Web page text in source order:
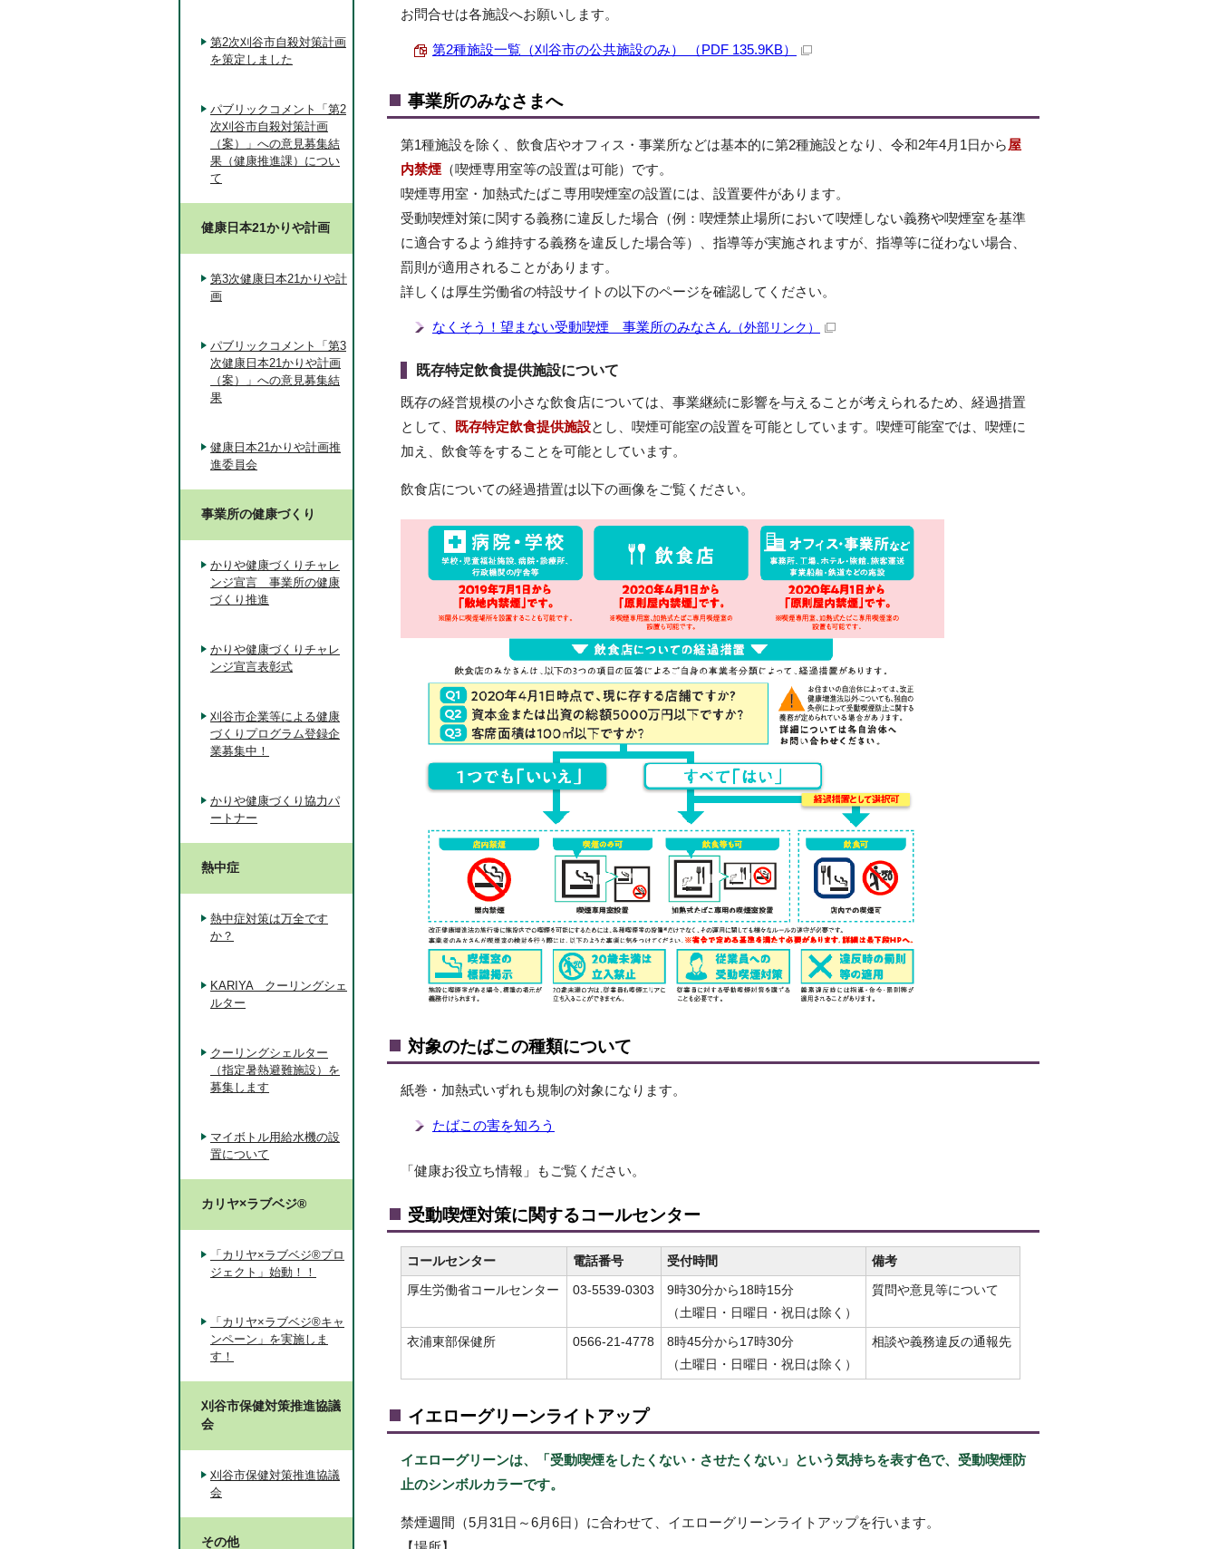
お問合せは各施設へお願いします。
第2種施設一覧（刈谷市の公共施設のみ） （PDF 135.9KB）
事業所のみなさまへ
第1種施設を除く、飲食店やオフィス・事業所などは基本的に第2種施設となり、令和2年4月1日から屋
内禁煙 （喫煙専用室等の設置は可能）です。
喫煙専用室・加熱式たばこ専用喫煙室の設置には、設置要件があります。
受動喫煙対策に関する義務に違反した場合（例：喫煙禁止場所において喫煙しない義務や喫煙室を基準
に適合するよう維持する義務を違反した場合等）、指導等が実施されますが、指導等に従わない場合、
罰則が適用されることがあります。
詳しくは厚生労働省の特設サイトの以下のページを確認してください。
なくそう！望まない受動喫煙 事業所のみなさん （外部リンク）
既存特定飲食提供施設について
既存の経営規模の小さな飲食店については、事業継続に影響を与えることが考えられるため、経過措置
として、
既存特定飲食提供施設とし、喫煙可能室の設置を可能としています。喫煙可能室では、喫煙に
加え、飲食等をすることを可能としています。
飲食店についての経過措置は以下の画像をご覧ください。
対象のたばこの種類について
紙巻・加熱式いずれも規制の対象になります。
たばこの害を知ろう
「健康お役立ち情報」もご覧ください。
受動喫煙対策に関するコールセンター
コールセンター 電話番号 受付時間
備考
厚生労働省コールセンター
03-5539-0303
9時30分から18時15分
（土曜日・日曜日・祝日は除く）
質問や意見等について
衣浦東部保健所 0566-21-4778
8時45分から17時30分
（土曜日・日曜日・祝日は除く）
相談や義務違反の通報先
イエローグリーンライトアップ
イエローグリーンは、「受動喫煙をしたくない・させたくない」という気持ちを表す色で、受動喫煙防
止のシンボルカラーです。
禁煙週間（5月31日～6月6日）に合わせて、イエローグリーンライトアップを行います。
第2次刈谷市自殺対策計画
を策定しました
パブリックコメント「第2
次刈谷市自殺対策計画
（案）」への意見募集結
果（健康推進課）につい
て
健康日本21かりや計画
第3次健康日本21かりや計
画
パブリックコメント「第3
次健康日本21かりや計画
（案）」への意見募集結
果
健康日本21かりや計画推
進委員会
事業所の健康づくり
かりや健康づくりチャレ
ンジ宣言 事業所の健康
づくり推進
かりや健康づくりチャレ
ンジ宣言表彰式
刈谷市企業等による健康
づくりプログラム登録企
業募集中！
かりや健康づくり協力パ
ートナー
熱中症
熱中症対策は万全です
か？
KARIYA クーリングシェ
ルター
クーリングシェルター
（指定暑熱避難施設）を
募集します
マイボトル用給水機の設
置について
カリヤ×ラブベジ®
「カリヤ×ラブベジ®プロ
ジェクト」始動！！
「カリヤ×ラブベジ®キャ
ンペーン」を実施しま
す！
刈谷市保健対策推進協議
会
刈谷市保健対策推進協議
会
その他